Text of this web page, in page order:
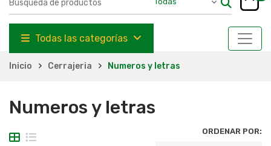
Todas las categorías
Inicio Cerrajeria Numeros y letras
Numeros y letras
ORDENAR POR: